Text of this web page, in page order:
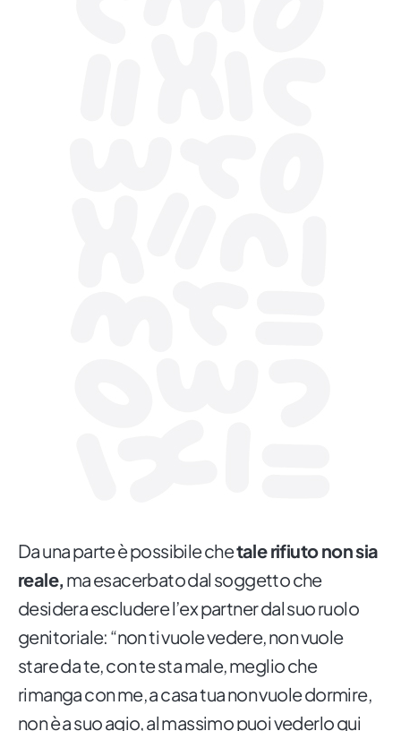
Da una parte è possibile chetale rifiuto non sia
reale, ma esacerbato dal soggetto che
desidera escludere l’ex partner dal suo ruolo
genitoriale: “non ti vuole vedere, non vuole
stare da te, con te sta male, meglio che
rimanga con me, a casa tua non vuole dormire,
non è a suo agio, al massimo puoi vederlo qui